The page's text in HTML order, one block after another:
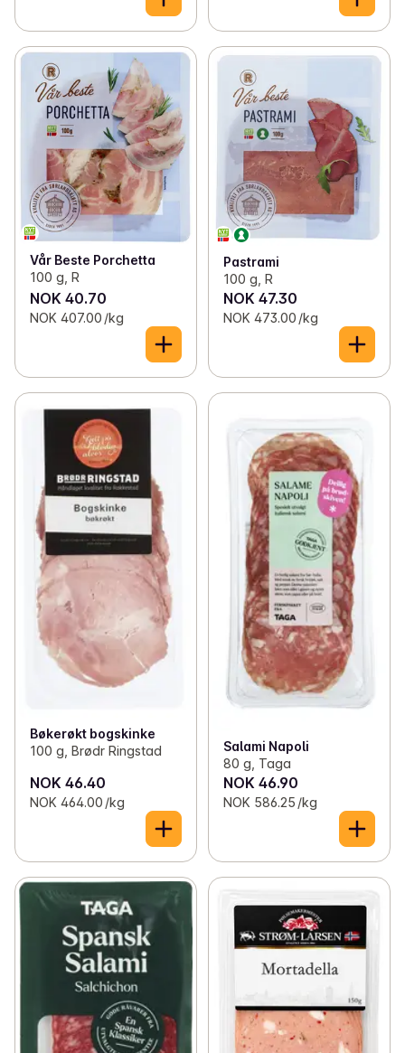
Vår Beste Porchetta
100 g, R
NOK 40.70
NOK 407.00 /kg
Pastrami
100 g, R
NOK 47.30
NOK 473.00 /kg
Bøkerøkt bogskinke
100 g, Brødr Ringstad
NOK 46.40
NOK 464.00 /kg
Salami Napoli
80 g, Taga
NOK 46.90
NOK 586.25 /kg